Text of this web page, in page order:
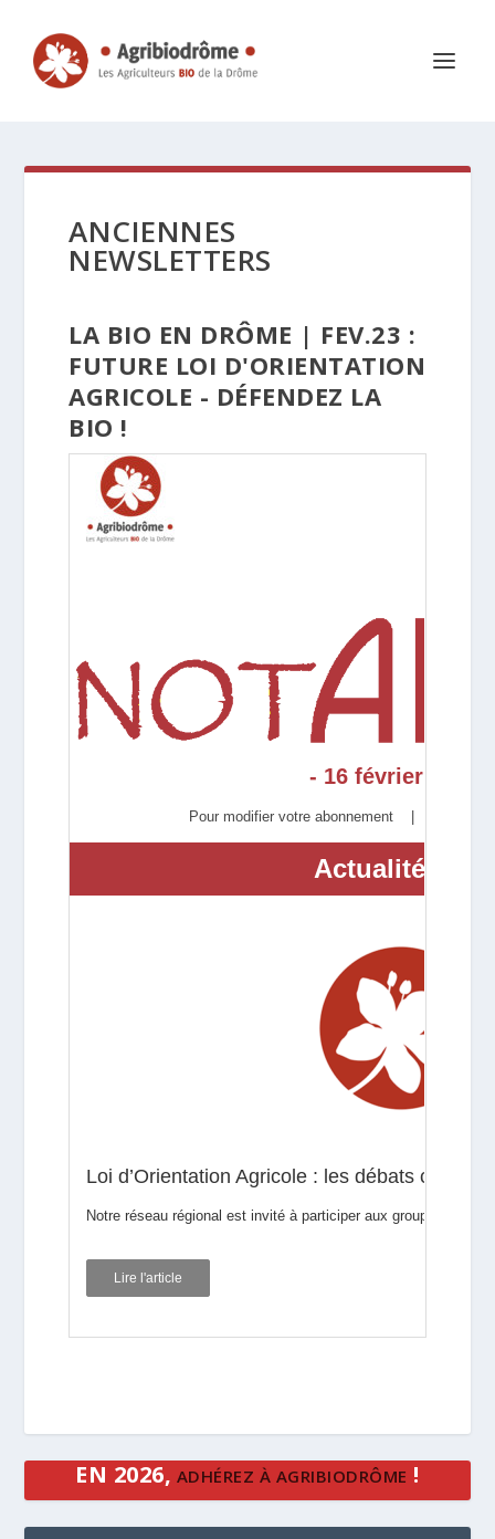
ANCIENNES
NEWSLETTERS
LA BIO EN DRÔME | FEV.23 :
FUTURE LOI D'ORIENTATION
AGRICOLE - DÉFENDEZ LA
BIO !
EN 2026, ADHÉREZ À AGRIBIODRÔME !